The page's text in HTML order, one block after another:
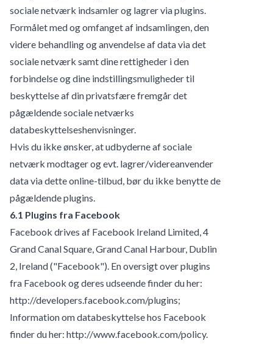
sociale netværk indsamler og lagrer via plugins.
Formålet med og omfanget af indsamlingen, den
videre behandling og anvendelse af data via det
sociale netværk samt dine rettigheder i den
forbindelse og dine indstillingsmuligheder til
beskyttelse af din privatsfære fremgår det
pågældende sociale netværks
databeskyttelseshenvisninger.
Hvis du ikke ønsker, at udbyderne af sociale
netværk modtager og evt. lagrer/videreanvender
data via dette online-tilbud, bør du ikke benytte de
pågældende plugins.
6.1 Plugins fra Facebook
Facebook drives af Facebook Ireland Limited, 4
Grand Canal Square, Grand Canal Harbour, Dublin
2, Ireland ("Facebook"). En oversigt over plugins
fra Facebook og deres udseende finder du her:
http://developers.facebook.com/plugins;
Information om databeskyttelse hos Facebook
finder du her: http://www.facebook.com/policy.